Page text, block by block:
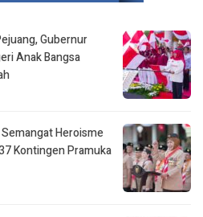
Gubernur
Anak Bangsa
Heroisme
Kontingen Pramuka